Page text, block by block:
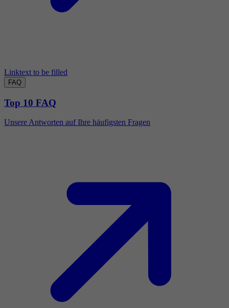
Linktext to be filled
FAQ
Top 10 FAQ
Unsere Antworten auf Ihre häufigsten Fragen